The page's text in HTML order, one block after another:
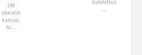
190
silocutin
kanssa,
hi...
kulutettua
...